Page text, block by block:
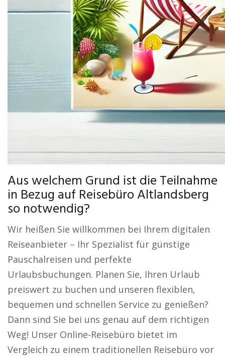
Aus welchem Grund ist die Teilnahme
in Bezug auf Reisebüro Altlandsberg
so notwendig?
Wir heißen Sie willkommen bei Ihrem digitalen
Reiseanbieter – Ihr Spezialist für günstige
Pauschalreisen und perfekte
Urlaubsbuchungen. Planen Sie, Ihren Urlaub
preiswert zu buchen und unseren flexiblen,
bequemen und schnellen Service zu genießen?
Dann sind Sie bei uns genau auf dem richtigen
Weg! Unser Online-Reisebüro bietet im
Vergleich zu einem traditionellen Reisebüro vor